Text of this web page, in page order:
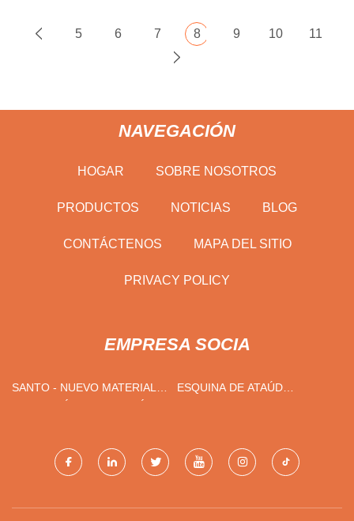
5 6 7 8 9 10 11
NAVEGACIÓN
HOGAR SOBRE NOSOTROS
PRODUCTOS NOTICIAS BLOG
CONTÁCTENOS MAPA DEL SITIO
PRIVACY POLICY
EMPRESA SOCIA
SANTO - NUEVO MATERIAL
ESQUINA DE ATAÚD